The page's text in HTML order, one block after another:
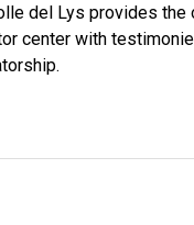
del Lys provides
center with